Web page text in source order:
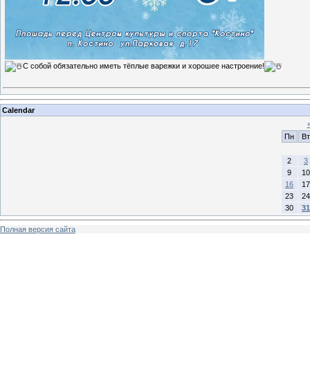
С собой обязательно иметь тёплые варежки и хорошее настроение!
Calendar
Пн
Вт
2
3
9
10
16
17
23
24
30
31
Полная версия сайта